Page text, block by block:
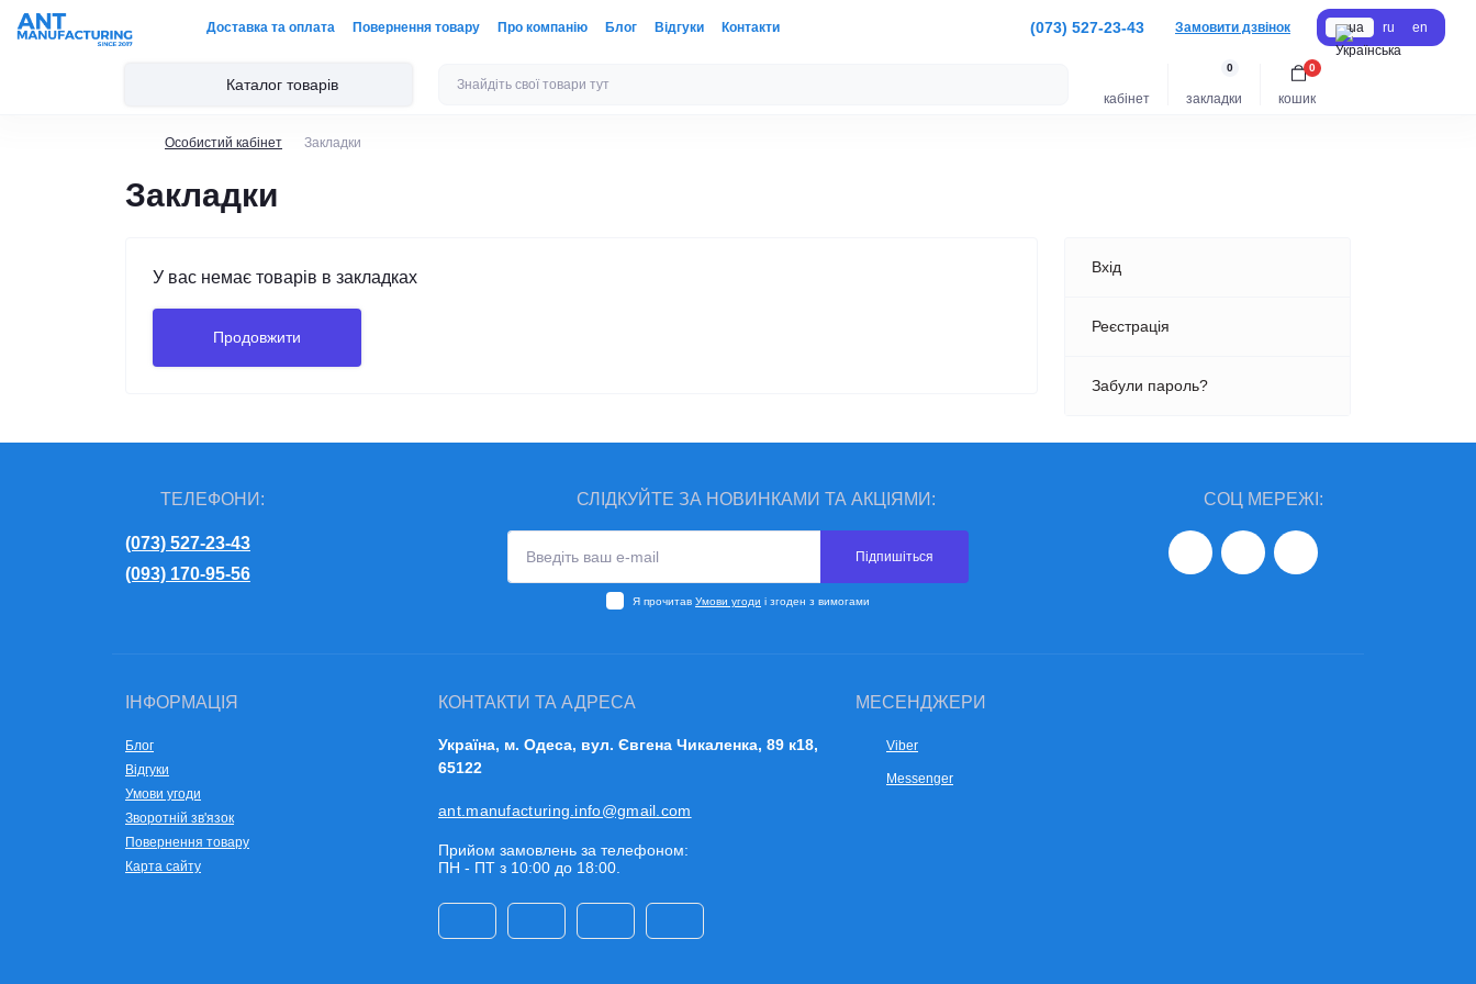
Доставка та оплата Повернення товару Про компанію Блог Відгуки Контакти (073) 527-23-43 Замовити дзвінок ua ru en
Каталог товарів
кабінет закладки
0
кошик
0
Особистий кабінет Закладки
Закладки
У вас немає товарів в закладках
Продовжити
Вхід
Реєстрація
Забули пароль?
ТЕЛЕФОНИ:
(073) 527-23-43
(093) 170-95-56
СОЦ МЕРЕЖІ:
СЛІДКУЙТЕ ЗА НОВИНКАМИ ТА АКЦІЯМИ:
Підпишіться
Я прочитав Умови угоди і згоден з вимогами
ІНФОРМАЦІЯ
Блог
Відгуки
Умови угоди
Зворотній зв'язок
Повернення товару
Карта сайту
КОНТАКТИ ТА АДРЕСА
Українa, м. Одеса, вул. Євгена Чикаленка, 89 к18,
65122
ant.manufacturing.info@gmail.com
Прийом замовлень за телефоном:
ПН - ПТ з 10:00 до 18:00.
МЕСЕНДЖЕРИ
Viber
Messenger